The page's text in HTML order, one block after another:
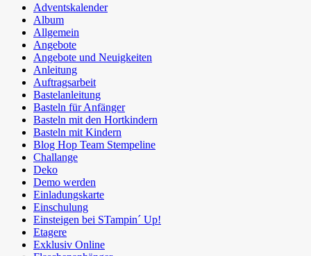
Adventskalender
Album
Allgemein
Angebote
Angebote und Neuigkeiten
Anleitung
Auftragsarbeit
Bastelanleitung
Basteln für Anfänger
Basteln mit den Hortkindern
Basteln mit Kindern
Blog Hop Team Stempeline
Challange
Deko
Demo werden
Einladungskarte
Einschulung
Einsteigen bei STampin´ Up!
Etagere
Exklusiv Online